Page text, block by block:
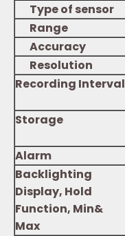
Type of sensor
Range
Accuracy
Resolution
Recording Interval
Storage
Alarm
Backlighting
Display, Hold
Function, Min&
Max